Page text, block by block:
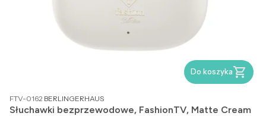
Do koszyka
FTV-0162 PRODUCENT
BERLINGERHAUS
Słuchawki bezprzewodowe, FashionTV, Matte Cream